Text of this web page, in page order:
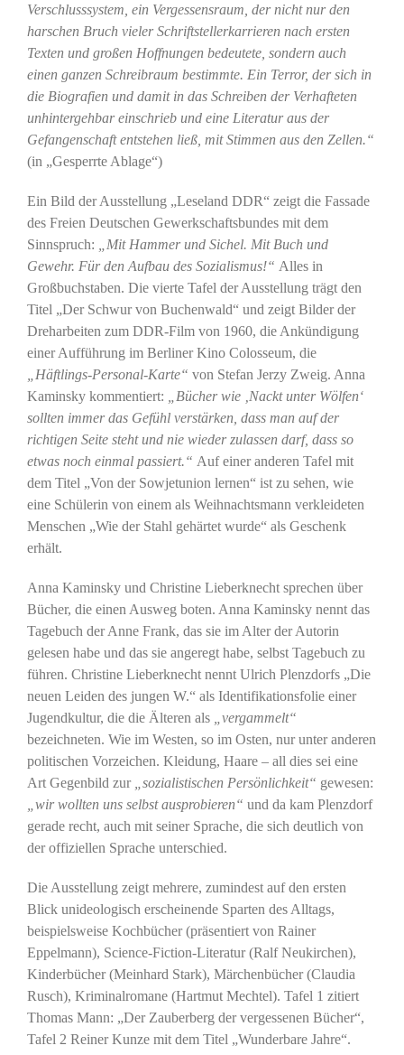
Verschlusssystem, ein Vergessensraum, der nicht nur den
harschen Bruch vieler Schriftstellerkarrieren nach ersten
Texten und großen Hoffnungen bedeutete, sondern auch
einen ganzen Schreibraum bestimmte. Ein Terror, der sich in
die Biografien und damit in das Schreiben der Verhafteten
unhintergehbar einschrieb und eine Literatur aus der
Gefangenschaft entstehen ließ, mit Stimmen aus den Zellen.“
(in „Gesperrte Ablage“)
Ein Bild der Ausstellung „Leseland DDR“ zeigt die Fassade
des Freien Deutschen Gewerkschaftsbundes mit dem
Sinnspruch:
„Mit Hammer und Sichel. Mit Buch und
Gewehr. Für den Aufbau des Sozialismus!“ Alles in
Großbuchstaben. Die vierte Tafel der Ausstellung trägt den
Titel „Der Schwur von Buchenwald“ und zeigt Bilder der
Dreharbeiten zum DDR-Film von 1960, die Ankündigung
einer Aufführung im Berliner Kino Colosseum, die
„Häftlings-Personal-Karte“ von Stefan Jerzy Zweig. Anna
Kaminsky kommentiert:
„Bücher wie ‚Nackt unter Wölfen‘
sollten immer das Gefühl verstärken, dass man auf der
richtigen Seite steht und nie wieder zulassen darf, dass so
etwas noch einmal passiert.“ Auf einer anderen Tafel mit
dem Titel „Von der Sowjetunion lernen“ ist zu sehen, wie
eine Schülerin von einem als Weihnachtsmann verkleideten
Menschen „Wie der Stahl gehärtet wurde“ als Geschenk
erhält.
Anna Kaminsky und Christine Lieberknecht sprechen über
Bücher, die einen Ausweg boten. Anna Kaminsky nennt das
Tagebuch der Anne Frank, das sie im Alter der Autorin
gelesen habe und das sie angeregt habe, selbst Tagebuch zu
führen. Christine Lieberknecht nennt Ulrich Plenzdorfs „Die
neuen Leiden des jungen W.“ als Identifikationsfolie einer
Jugendkultur, die die Älteren als
„vergammelt“
bezeichneten. Wie im Westen, so im Osten, nur unter anderen
politischen Vorzeichen. Kleidung, Haare – all dies sei eine
Art Gegenbild zur
„sozialistischen Persönlichkeit“ gewesen:
„wir wollten uns selbst ausprobieren“ und da kam Plenzdorf
gerade recht, auch mit seiner Sprache, die sich deutlich von
der offiziellen Sprache unterschied.
Die Ausstellung zeigt mehrere, zumindest auf den ersten
Blick unideologisch erscheinende Sparten des Alltags,
beispielsweise Kochbücher (präsentiert von Rainer
Eppelmann), Science-Fiction-Literatur (Ralf Neukirchen),
Kinderbücher (Meinhard Stark), Märchenbücher (Claudia
Rusch), Kriminalromane (Hartmut Mechtel). Tafel 1 zitiert
Thomas Mann: „Der Zauberberg der vergessenen Bücher“,
Tafel 2 Reiner Kunze mit dem Titel „Wunderbare Jahre“.